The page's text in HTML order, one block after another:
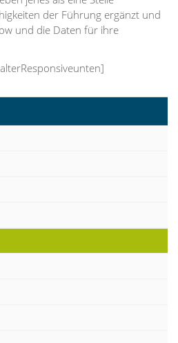
der Führung ergänzt und
und die Daten für ihre